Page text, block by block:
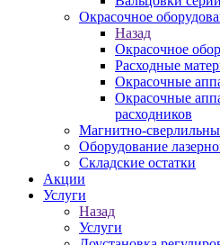
Окрасочное
Назад
Окрасочное
Расходные
Окрасочные
Окрасочные
расходников
Магнитно-
Оборудование
Складские остатки
Акции
Услуги
Назад
Услуги